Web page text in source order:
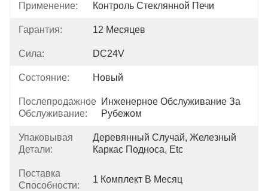
Применение: Контроль Стеклянной Печи
Гарантия: 12 Месяцев
Сила: DC24V
Состояние: Новый
Послепродажное
Обслуживание:
Инженерное Обслуживание За
Рубежом
Упаковывая
Детали:
Деревянный Случай, Железный
Каркас Подноса, Etc
Поставка
Способности:
1 Комплект В Месяц